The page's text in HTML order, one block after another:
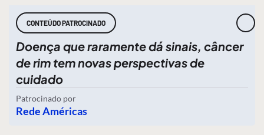
CONTEÚDO PATROCINADO
Doença que raramente dá sinais, câncer
de rim tem novas perspectivas de
cuidado
Patrocinado por
Rede Américas